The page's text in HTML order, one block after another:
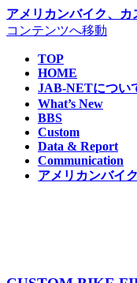
アメリカンバイク、
コンテンツへ移動
TOP
HOME
JAB-NETについ
What’s New
BBS
Custom
Data & Report
Communication
アメリカンバイ